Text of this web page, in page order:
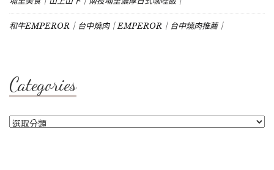
和牛EMPEROR｜台中燒肉｜EMPEROR｜台中燒肉推薦｜
Categories
Categories